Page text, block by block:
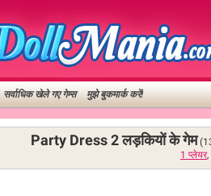
सर्वाधिक खेले गए गेम्स मुझे बुकमार्क करें!
Party Dress 2 लड़कियों के गेम
1 प्लेयर,